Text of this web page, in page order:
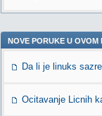
NOVE PORUKE U OVOM
Da li je linuks
Ocitavanje Licnih